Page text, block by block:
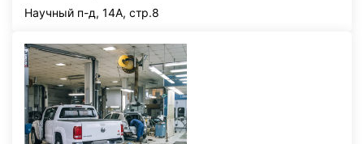
Научный п-д, 14А, стр.8